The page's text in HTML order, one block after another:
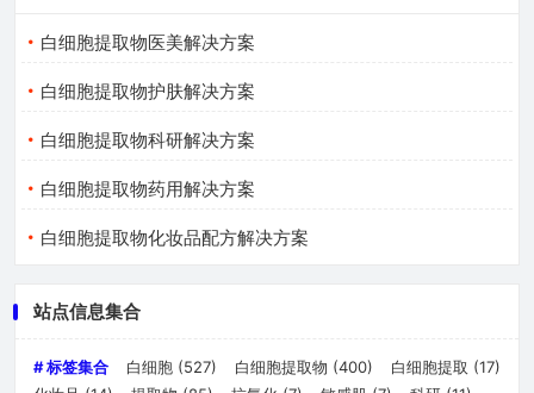
白细胞提取物医美解决方案
白细胞提取物护肤解决方案
白细胞提取物科研解决方案
白细胞提取物药用解决方案
白细胞提取物化妆品配方解决方案
站点信息集合
# 标签集合 白细胞 (527) 白细胞提取物 (400) 白细胞提取 (17)